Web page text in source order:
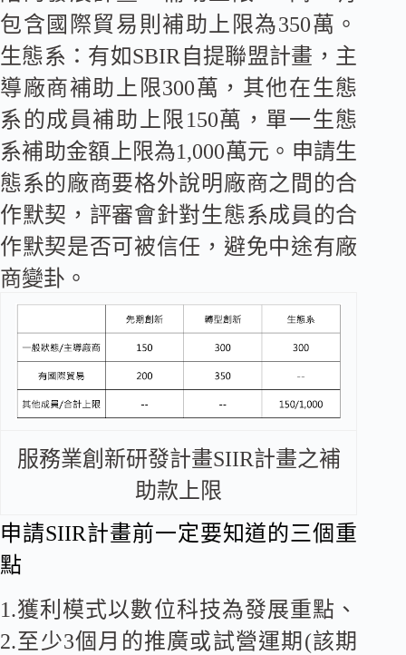
包含國際貿易則補助上限為350萬。
生態系：有如SBIR自提聯盟計畫，主
導廠商補助上限300萬，其他在生態
系的成員補助上限150萬，單一生態
系補助金額上限為1,000萬元。申請生
態系的廠商要格外說明廠商之間的合
作默契，評審會針對生態系成員的合
作默契是否可被信任，避免中途有廠
商變卦。
服務業創新研發計畫SIIR計畫之補
助款上限
申請SIIR計畫前一定要知道的三個重
點
1.獲利模式以數位科技為發展重點、
2.至少3個月的推廣或試營運期(該期